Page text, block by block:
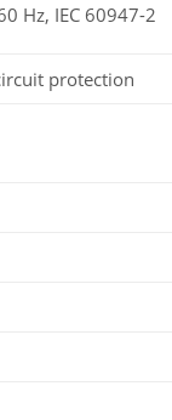
Hz, IEC 60947-2
protection